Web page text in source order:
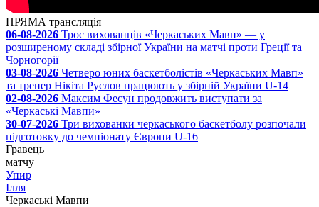
ПРЯМА трансляція
06-08-2026 Троє вихованців «Черкаських Мавп» — у
розширеному складі збірної України на матчі проти Греції та
Чорногорії
03-08-2026 Четверо юних баскетболістів «Черкаських Мавп»
та тренер Нікіта Руслов працюють у збірній України U-14
02-08-2026 Максим Фесун продовжить виступати за
«Черкаські Мавпи»
30-07-2026 Три вихованки черкаського баскетболу розпочали
підготовку до чемпіонату Європи U-16
Гравець
матчу
Упир
Ілля
Черкаські Мавпи